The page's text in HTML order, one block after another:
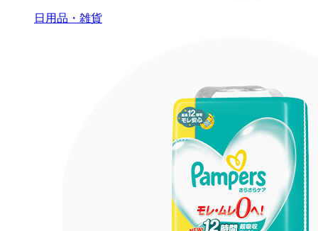
日用品・雑貨